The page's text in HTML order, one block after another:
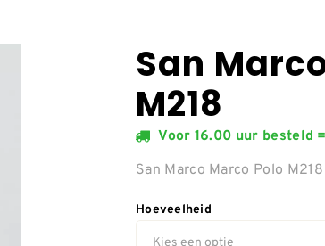
San
M218
Voor 16.00 uur besteld
San Marco Marco Polo M218
Hoeveelheid